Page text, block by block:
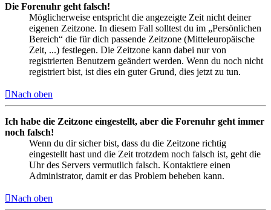
Die Forenuhr geht falsch!
Möglicherweise entspricht die angezeigte Zeit nicht deiner
eigenen Zeitzone. In diesem Fall solltest du im „Persönlichen
Bereich“ die für dich passende Zeitzone (Mitteleuropäische
Zeit, ...) festlegen. Die Zeitzone kann dabei nur von
registrierten Benutzern geändert werden. Wenn du noch nicht
registriert bist, ist dies ein guter Grund, dies jetzt zu tun.
Nach oben
Ich habe die Zeitzone eingestellt, aber die Forenuhr geht immer
noch falsch!
Wenn du dir sicher bist, dass du die Zeitzone richtig
eingestellt hast und die Zeit trotzdem noch falsch ist, geht die
Uhr des Servers vermutlich falsch. Kontaktiere einen
Administrator, damit er das Problem beheben kann.
Nach oben